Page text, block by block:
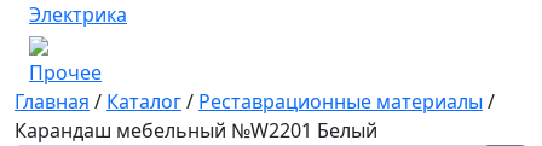
Электрика
Прочее
Главная / Каталог/ Реставрационные материалы /
Карандаш мебельный №W2201 Белый